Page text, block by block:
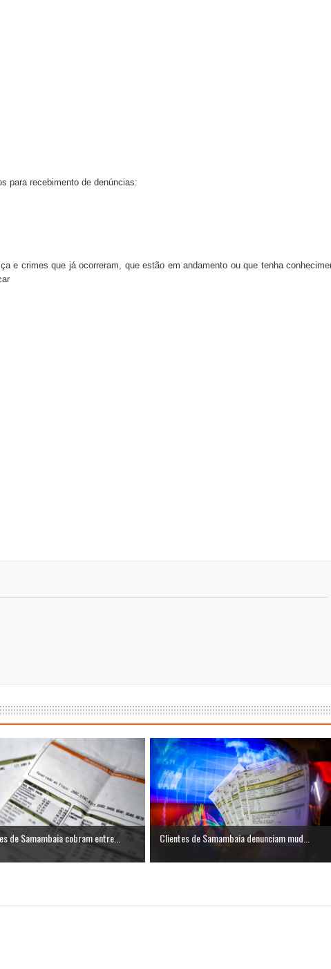
para recebimento de denúncias:
e crimes que já ocorreram, que estão em andamento ou que tenha
de Samambaia cobram entre... Clientes de Samambaia denunciam mud...